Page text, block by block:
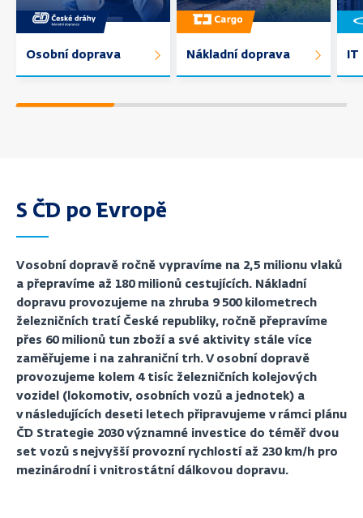
Osobní doprava Nákladní doprava
S ČD po Evropě
V osobní dopravě ročně vypravíme na 2,5 milionu vlaků
a přepravíme až 180 milionů cestujících. Nákladní
dopravu provozujeme na zhruba 9 500 kilometrech
železničních tratí České republiky, ročně přepravíme
přes 60 milionů tun zboží a své aktivity stále více
zaměřujeme i na zahraniční trh. V osobní dopravě
provozujeme kolem 4 tisíc železničních kolejových
vozidel (lokomotiv, osobních vozů a jednotek) a
v následujících deseti letech připravujeme v rámci plánu
ČD Strategie 2030 významné investice do téměř dvou
set vozů s nejvyšší provozní rychlostí až 230 km/h pro
mezinárodní i vnitrostátní dálkovou dopravu.